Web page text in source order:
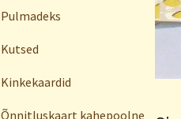
Pulmadeks
Kutsed
Kinkekaardid
Õnnitluskaart kahepoolne